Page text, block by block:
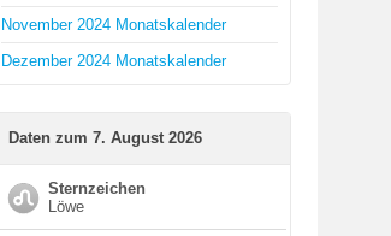
November 2024 Monatskalender
Dezember 2024 Monatskalender
Daten zum 7. August 2026
Sternzeichen
Löwe